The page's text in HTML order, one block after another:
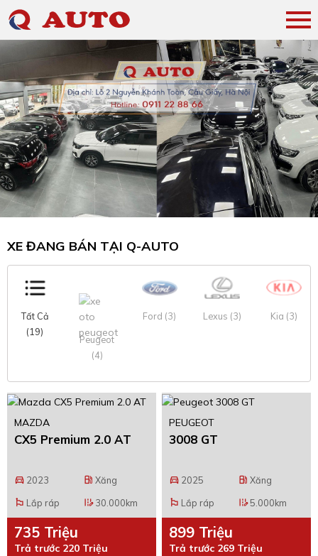
XE ĐANG BÁN TẠI Q-AUTO
Tất Cả
(19)
Peugeot
(4)
Ford (3) Lexus (3) Kia (3)
MAZDA
CX5 Premium 2.0 AT
directions_car 2023 local_gas_station Xăng
emoji_flags Lắp ráp edit_road 30.000km
735 Triệu
Trả trước 220 Triệu
PEUGEOT
3008 GT
directions_car 2025 local_gas_station Xăng
emoji_flags Lắp ráp edit_road5.000km
899 Triệu
Trả trước 269 Triệu